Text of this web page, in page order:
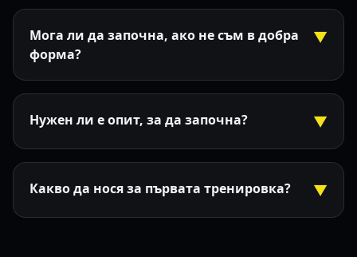
Мога ли да започна, ако не съм в добра
форма?
▼
Нужен ли е опит, за да започна? ▼
Какво да нося за първата тренировка? ▼